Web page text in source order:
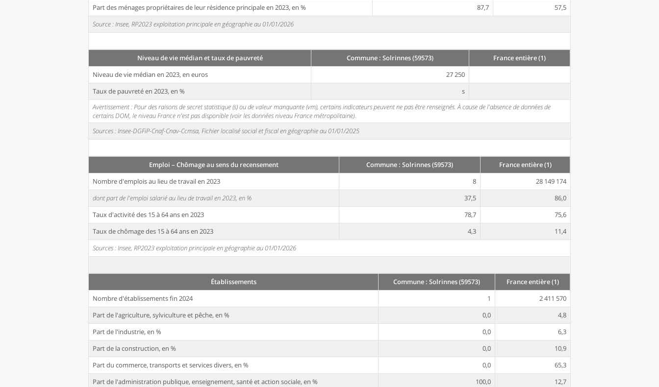
Part des ménages propriétaires de leur résidence principale en 2023, en %
87,7
57,5
Source : Insee, RP2023 exploitation principale en géographie au 01/01/2026
Niveau de vie médian et taux de pauvreté Commune : Solrinnes (59573)
France entière (1)
Niveau de vie médian en 2023, en euros
27 250
Taux de pauvreté en 2023, en %
s
Avertissement : Pour des raisons de secret statistique (s) ou de valeur manquante (vm), certains indicateurs peuvent ne pas être renseignés. À cause de l'absence de données de
certains DOM, le niveau France n'est pas disponible (voir les données niveau France métropolitaine).
Sources : Insee-DGFiP-Cnaf-Cnav-Ccmsa, Fichier localisé social et fiscal en géographie au 01/01/2025
Emploi – Chômage au sens du recensement Commune : Solrinnes (59573)
France entière (1)
Nombre d'emplois au lieu de travail en 2023
8
28 149 174
dont part de l'emploi salarié au lieu de travail en 2023, en %
37,5
86,0
Taux d'activité des 15 à 64 ans en 2023
78,7
75,6
Taux de chômage des 15 à 64 ans en 2023
4,3
11,4
Sources : Insee, RP2023 exploitation principale en géographie au 01/01/2026
Établissements Commune : Solrinnes (59573)
France entière (1)
Nombre d'établissements fin 2024
1
2 411 570
Part de l'agriculture, sylviculture et pêche, en %
0,0
4,8
Part de l'industrie, en %
0,0
6,3
Part de la construction, en %
0,0
10,9
Part du commerce, transports et services divers, en %
0,0
65,3
Part de l'administration publique, enseignement, santé et action sociale, en %
100,0
12,7